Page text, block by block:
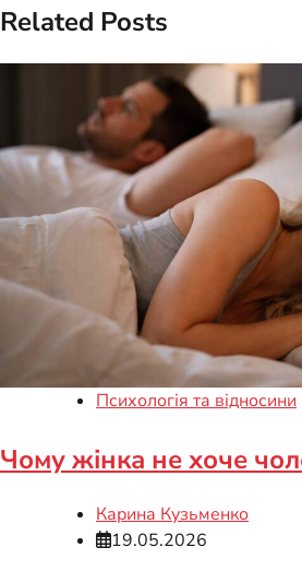
Related Posts
Психологія та відносини
Чому жінка не хоче
Карина Кузьменко
19.05.2026